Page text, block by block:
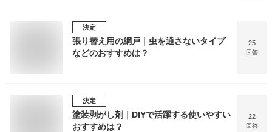
決定
張り替え用の網戸｜虫を通さないタイプ
などのおすすめは？
25
回答
決定
塗装剥がし剤｜DIYで活躍する使いやすい
おすすめは？
22
回答